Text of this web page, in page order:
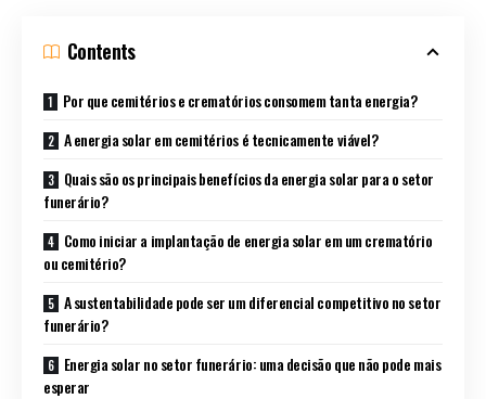
Contents
Por que cemitérios e crematórios consomem tanta energia?
A energia solar em cemitérios é tecnicamente viável?
Quais são os principais benefícios da energia solar para o setor
funerário?
Como iniciar a implantação de energia solar em um crematório
ou cemitério?
A sustentabilidade pode ser um diferencial competitivo no setor
funerário?
Energia solar no setor funerário: uma decisão que não pode mais
esperar